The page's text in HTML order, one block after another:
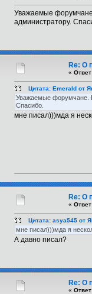
Уважаемые
администратору.
Re: О
«
Цитата: Emerald от
Уважаемые форумчане.
Спасибо.
мне писал)))мда я
Re: О
«
Цитата: asya545 от
мне писал)))мда я
А давно писал?
Re: О
«